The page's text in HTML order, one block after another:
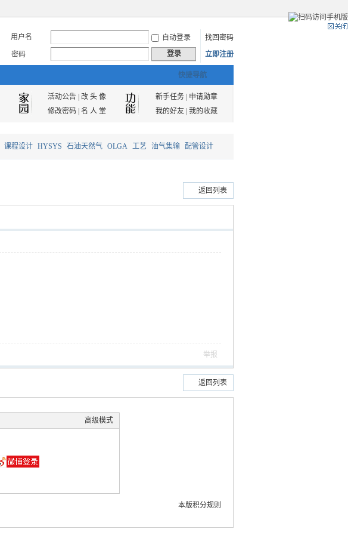
用户名 自动登录
找回密码
密码
登录 立即注册
快捷导航
活动公告| 改 头 像 新手任务|
申请勋章
修改密码| 名 人 堂 我的好友| 我的收藏
课程设计 HYSYS 石油天然气 OLGA 工艺 油气集输 配管设计
返回列表
举报
返回列表
高级模式
本版积分规则